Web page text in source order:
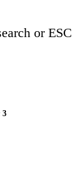
or ESC
3